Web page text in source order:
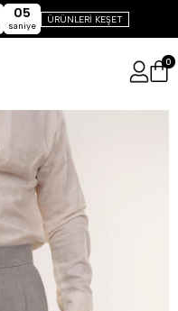
05
saniye
ÜRÜNLERİ KEŞET
0